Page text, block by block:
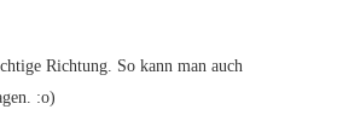
Richtung. So kann man auch
:o)